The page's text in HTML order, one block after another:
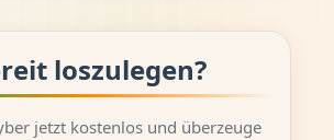
loszulegen?
jetzt kostenlos und überzeuge